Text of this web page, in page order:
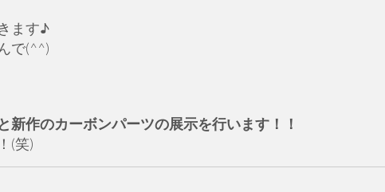
ます♪
で(^^)
新作のカーボンパーツの展示を行います！！
(笑)